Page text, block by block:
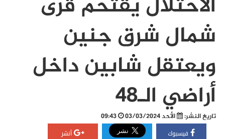
شمال شرق جنين
ويعتقل شابين داخل
أراضي الـ48
تاريخ النشر: الأحد 03/03/2024
فيسبوك أنشر